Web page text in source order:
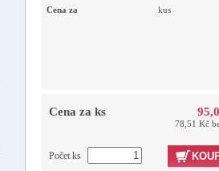
Cena za kus
Cena za ks
78,51 Kč
Počet ks